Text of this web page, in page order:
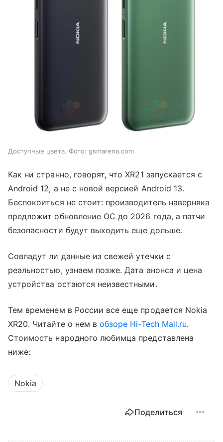
Доступные цвета. Фото: gsmarena.com
Как ни странно, говорят, что XR21 запускается с
Android 12, а не с новой версией Android 13.
Беспокоиться не стоит: производитель наверняка
предложит обновление ОС до 2026 года, а патчи
безопасности будут выходить еще дольше.
Совпадут ли данные из свежей утечки с
реальностью, узнаем позже. Дата анонса и цена
устройства остаются неизвестными.
Тем временем в России все еще продается Nokia
XR20. Читайте о нем вобзоре Hi-Tech Mail.ru.
Стоимость народного любимца представлена
ниже:
Nokia
Поделиться